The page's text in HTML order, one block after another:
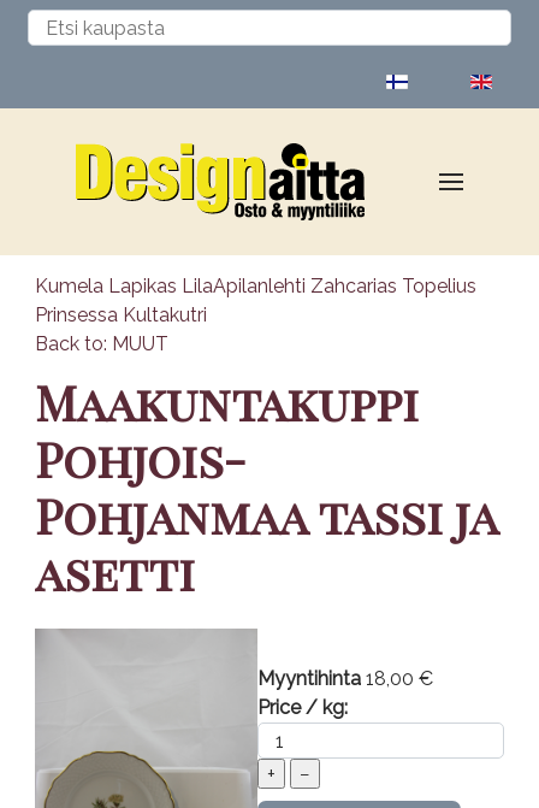
Kumela Lapikas LilaApilanlehti Zahcarias Topelius
Prinsessa Kultakutri
Back to: MUUT
Maakuntakuppi
Pohjois-
Pohjanmaa tassi ja
asetti
Myyntihinta18,00 €
Price / kg: